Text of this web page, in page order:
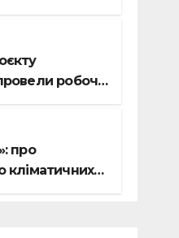
робочу
про
кліматичних